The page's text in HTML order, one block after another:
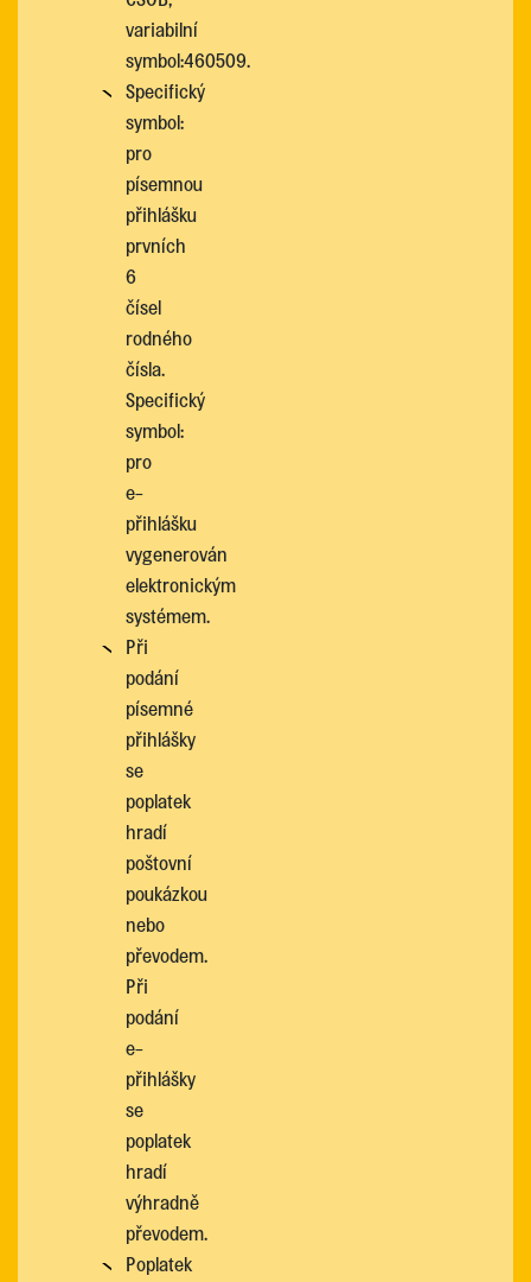
variabilní
symbol:460509.
Specifický
symbol:
pro
písemnou
přihlášku
prvních
6
čísel
rodného
čísla.
Specifický
symbol:
pro
e-
přihlášku
vygenerován
elektronickým
systémem.
Při
podání
písemné
přihlášky
se
poplatek
hradí
poštovní
poukázkou
nebo
převodem.
Při
podání
e-
přihlášky
se
poplatek
hradí
výhradně
převodem.
Poplatek